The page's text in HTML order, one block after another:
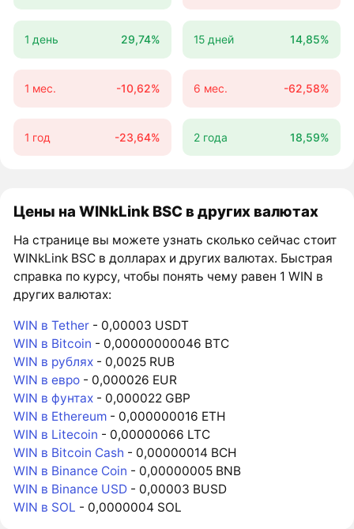
1 день 29,74% 15 дней 14,85%
1 мес. -10,62% 6 мес. -62,58%
1 год -23,64% 2 года 18,59%
Цены на WINkLink BSC в других валютах
На странице вы можете узнать сколько сейчас стоит
WINkLink BSC в долларах и других валютах. Быстрая
справка по курсу, чтобы понять чему равен 1 WIN в
других валютах:
WIN в Tether - 0,00003 USDT
WIN в Bitcoin - 0,00000000046 BTC
WIN в рублях - 0,0025 RUB
WIN в евро - 0,000026 EUR
WIN в фунтах - 0,000022 GBP
WIN в Ethereum - 0,000000016 ETH
WIN в Litecoin - 0,00000066 LTC
WIN в Bitcoin Cash - 0,00000014 BCH
WIN в Binance Coin - 0,00000005 BNB
WIN в Binance USD - 0,00003 BUSD
WIN в SOL - 0,0000004 SOL